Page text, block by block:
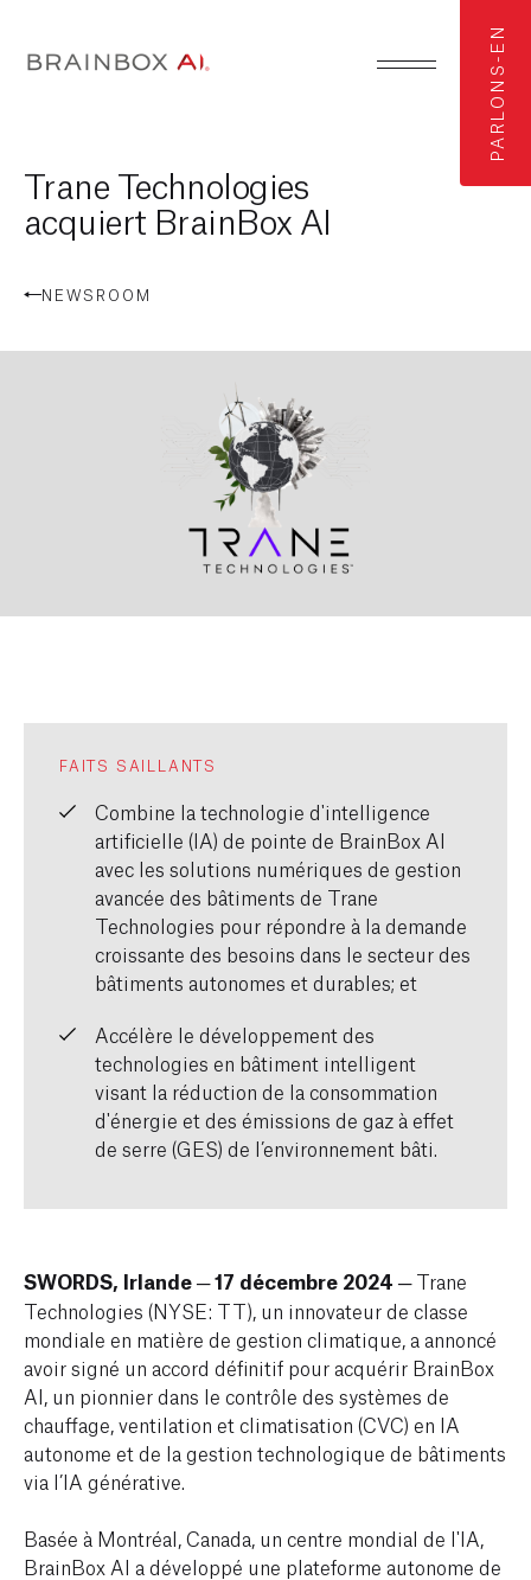
PARLONS-EN
Trane Technologies
acquiert BrainBox AI
NEWSROOM
FAITS SAILLANTS
Combine la technologie d'intelligence
artificielle (IA) de pointe de BrainBox AI
avec les solutions numériques de gestion
avancée des bâtiments de Trane
Technologies pour répondre à la demande
croissante des besoins dans le secteur des
bâtiments autonomes et durables; et
Accélère le développement des
technologies en bâtiment intelligent
visant la réduction de la consommation
d'énergie et des émissions de gaz à effet
de serre (GES) de l’environnement bâti.
SWORDS, Irlande ─ 17 décembre 2024 ─ Trane
Technologies (NYSE: TT), un innovateur de classe
mondiale en matière de gestion climatique, a annoncé
avoir signé un accord définitif pour acquérir BrainBox
AI, un pionnier dans le contrôle des systèmes de
chauffage, ventilation et climatisation (CVC) en IA
autonome et de la gestion technologique de bâtiments
via l’IA générative.
Basée à Montréal, Canada, un centre mondial de l'IA,
BrainBox AI a développé une plateforme autonome de